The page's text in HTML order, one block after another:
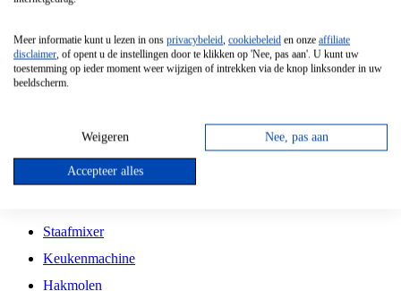
Vrijstaande Magnetron
Vrijstaande Kookplaat
Inbouw Gaskookplaat
Inbouw Keramische Kookplaat
Kookplaat Accessoires
Staafmixer
Keukenmachine
Hakmolen
Meer informatie kunt u lezen in ons privacybeleid, cookiebeleid en onze affiliate
disclaimer, of opent u de instellingen door te klikken op 'Nee, pas aan'. U kunt uw
toestemming op ieder moment weer wijzigen of intrekken via de knop linksonder in uw
beeldscherm.
Weigeren Nee, pas aan
Accepteer alles